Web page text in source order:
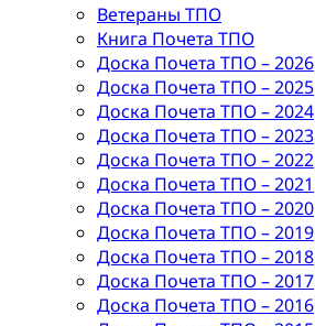
Ветераны ТПО
Книга Почета ТПО
Доска Почета ТПО – 2026
Доска Почета ТПО – 2025
Доска Почета ТПО – 2024
Доска Почета ТПО – 2023
Доска Почета ТПО – 2022
Доска Почета ТПО – 2021
Доска Почета ТПО – 2020
Доска Почета ТПО – 2019
Доска Почета ТПО – 2018
Доска Почета ТПО – 2017
Доска Почета ТПО – 2016